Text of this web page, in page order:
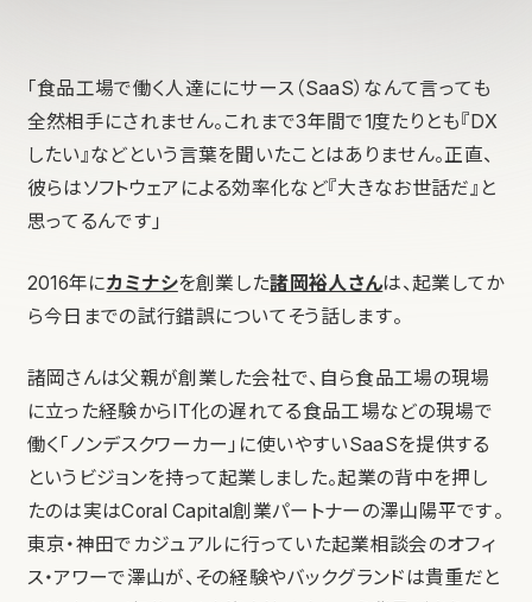
「食品工場で働く人達ににサース（SaaS）なんて言っても
全然相手にされません。これまで3年間で1度たりとも『DX
したい』などという言葉を聞いたことはありません。正直、
彼らはソフトウェアによる効率化など『大きなお世話だ』と
思ってるんです」
2016年にカミナシを創業した諸岡裕人さんは、起業してか
ら今日までの試行錯誤についてそう話します。
諸岡さんは父親が創業した会社で、自ら食品工場の現場
に立った経験からIT化の遅れてる食品工場などの現場で
働く「ノンデスクワーカー」に使いやすいSaaSを提供する
というビジョンを持って起業しました。起業の背中を押し
たのは実はCoral Capital創業パートナーの澤山陽平です。
東京・神田でカジュアルに行っていた起業相談会のオフィ
ス・アワーで澤山が、その経験やバックグランドは貴重だと